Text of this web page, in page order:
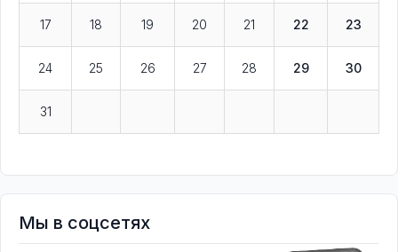
17 18 19 20 21 22 23
24 25 26 27 28 29 30
31
Мы в соцсетях